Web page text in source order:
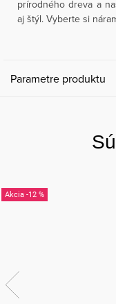
prírodného dreva a
aj štýl. Vyberte si
Parametre produktu
-12 %